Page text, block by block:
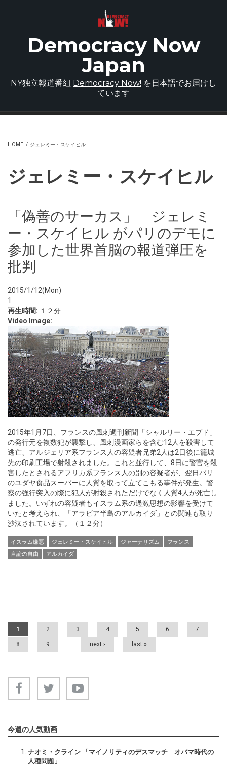
Democracy Now
Japan
NY独立報道番組 Democracy Now! を日本語でお届けし
ています
HOME / ジェレミー・スケイヒル
ジェレミー・スケイヒル
「偽善のサーカス」 ジェレミ
ー・スケイヒル がパリのデモに
参加した世界首脳の報道弾圧を
批判
2015/1/12(Mon)
1
再生時間: １２分
Video Image:
2015年1月7日、フランスの風刺週刊新聞「シャルリー・エブド」
の発行元を複数犯が襲撃し、風刺漫画家らを含む12人を殺害して
逃亡、アルジェリア系フランス人の容疑者兄弟2人は2日後に籠城
先の印刷工場で射殺されました。これと並行して、8日に警官を殺
害したとされるアフリカ系フランス人の別の容疑者が、翌日パリ
のユダヤ食品スーパーに人質を取って立てこもる事件が発生。警
察の強行突入の際に犯人が射殺されただけでなく人質4人が死亡し
ました。いずれの容疑者もイスラム系の過激思想の影響を受けて
いたと考えられ、「アラビア半島のアルカイダ」との関連も取り
沙汰されています。（１２分）
イスラム嫌悪 ジェレミー・スケイヒル ジャーナリズム
フランス
言論の自由
アルカイダ
Pages
1 2 3 4 5 6 7
8 9 … next › last »
今週の人気動画
ナオミ・クライン 「マイノリティのデスマッチ オバマ時代の
人種問題」